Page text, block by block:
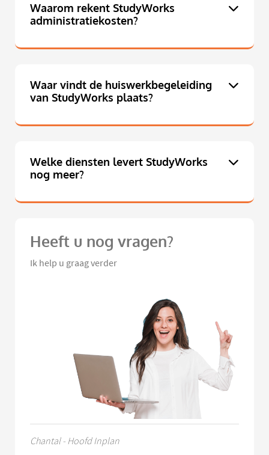
Waarom rekent StudyWorks
administratiekosten?
Waar vindt de huiswerkbegeleiding
van StudyWorks plaats?
Welke diensten levert StudyWorks
nog meer?
Heeft u nog vragen?
Ik help u graag verder
Chantal - Hoofd Inplan